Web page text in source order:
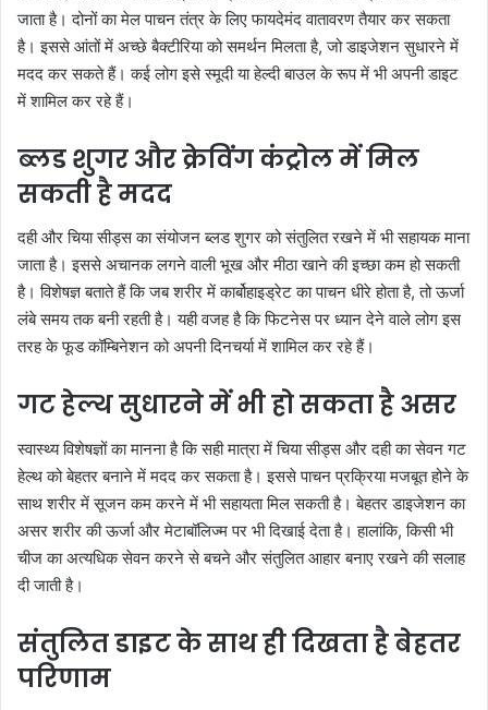
जाता है। दोनों का मेल पाचन तंत्र के लिए फायदेमंद वातावरण तैयार कर सकता
है। इससे आंतों में अच्छे बैक्टीरिया को समर्थन मिलता है, जो डाइजेशन सुधारने में
मदद कर सकते हैं। कई लोग इसे स्मूदी या हेल्दी बाउल के रूप में भी अपनी डाइट
में शामिल कर रहे हैं।
ब्लड शुगर और क्रेविंग कंट्रोल में मिल
सकती है मदद
दही और चिया सीड्स का संयोजन ब्लड शुगर को संतुलित रखने में भी सहायक माना
जाता है। इससे अचानक लगने वाली भूख और मीठा खाने की इच्छा कम हो सकती
है। विशेषज्ञ बताते हैं कि जब शरीर में कार्बोहाइड्रेट का पाचन धीरे होता है, तो ऊर्जा
लंबे समय तक बनी रहती है। यही वजह है कि फिटनेस पर ध्यान देने वाले लोग इस
तरह के फूड कॉम्बिनेशन को अपनी दिनचर्या में शामिल कर रहे हैं।
गट हेल्थ सुधारने में भी हो सकता है असर
स्वास्थ्य विशेषज्ञों का मानना है कि सही मात्रा में चिया सीड्स और दही का सेवन गट
हेल्थ को बेहतर बनाने में मदद कर सकता है। इससे पाचन प्रक्रिया मजबूत होने के
साथ शरीर में सूजन कम करने में भी सहायता मिल सकती है। बेहतर डाइजेशन का
असर शरीर की ऊर्जा और मेटाबॉलिज्म पर भी दिखाई देता है। हालांकि, किसी भी
चीज का अत्यधिक सेवन करने से बचने और संतुलित आहार बनाए रखने की सलाह
दी जाती है।
संतुलित डाइट के साथ ही दिखता है बेहतर
परिणाम